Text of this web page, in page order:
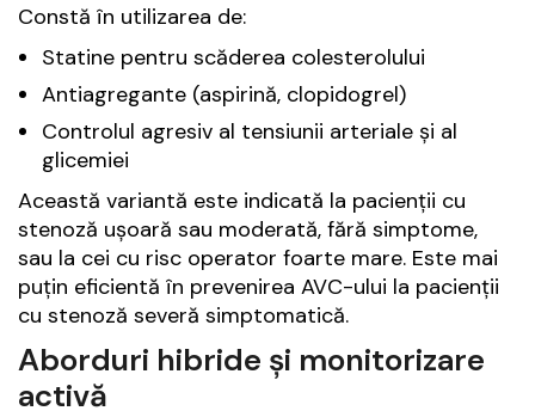
Constă în utilizarea de:
Statine pentru scăderea colesterolului
Antiagregante (aspirină, clopidogrel)
Controlul agresiv al tensiunii arteriale și al
glicemiei
Această variantă este indicată la pacienții cu
stenoză ușoară sau moderată, fără simptome,
sau la cei cu risc operator foarte mare. Este mai
puțin eficientă în prevenirea AVC-ului la pacienții
cu stenoză severă simptomatică.
Aborduri hibride și monitorizare
activă